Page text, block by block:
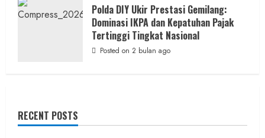
Polda DIY Ukir Prestasi Gemilang:
Dominasi IKPA dan Kepatuhan Pajak
Tertinggi Tingkat Nasional
Posted on 2 bulan ago
RECENT POSTS